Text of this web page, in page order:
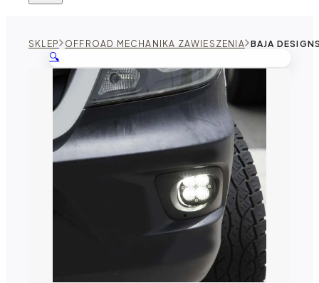
SKLEP OFFROAD MECHANIKA ZAWIESZENIA BAJA
🔍